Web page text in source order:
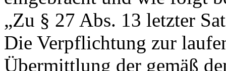
„Zu § 27 Abs. 13 letzter
Die Verpflichtung zur
Übermittlung der gemäß